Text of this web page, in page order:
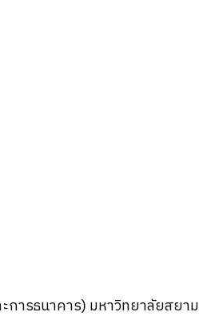
ารธนาคาร) มหาวิทยาลัยสยาม